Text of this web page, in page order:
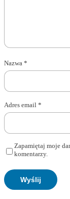
Nazwa *
Adres email *
Zapamiętaj moje
komentarzy.